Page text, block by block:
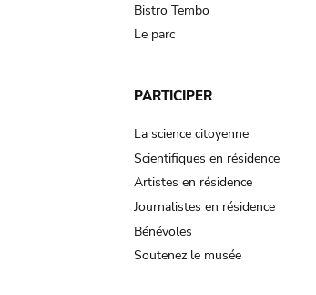
Bistro Tembo
Le parc
PARTICIPER
La science citoyenne
Scientifiques en résidence
Artistes en résidence
Journalistes en résidence
Bénévoles
Soutenez le musée